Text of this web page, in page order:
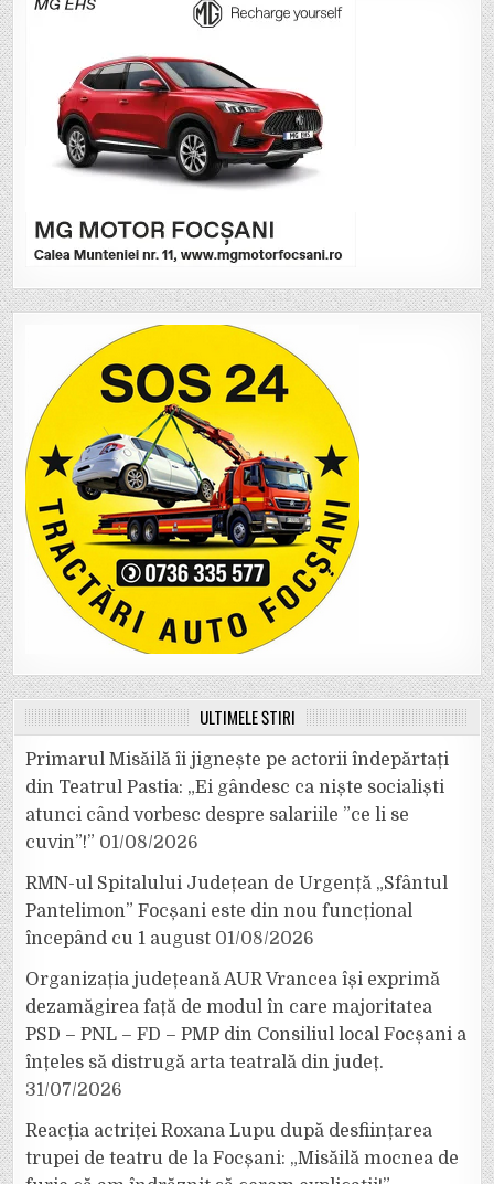
ULTIMELE ȘTIRI
Primarul Misăilă îi jignește pe actorii îndepărtați
din Teatrul Pastia: „Ei gândesc ca niște socialiști
atunci când vorbesc despre salariile ”ce li se
cuvin”!” 01/08/2026
RMN-ul Spitalului Județean de Urgență „Sfântul
Pantelimon” Focșani este din nou funcțional
începând cu 1 august 01/08/2026
Organizația județeană AUR Vrancea își exprimă
dezamăgirea față de modul în care majoritatea
PSD – PNL – FD – PMP din Consiliul local Focșani a
înțeles să distrugă arta teatrală din județ.
31/07/2026
Reacția actriței Roxana Lupu după desființarea
trupei de teatru de la Focșani: „Misăilă mocnea de